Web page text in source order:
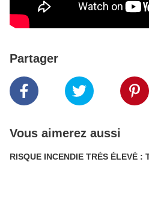
Partager
Vous aimerez aussi